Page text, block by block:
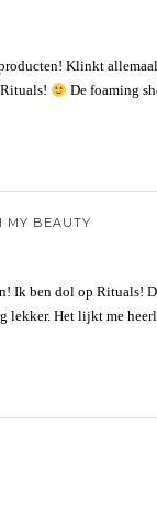
Klinkt
De foaming
MY BEAUTY
Ik ben dol op Rituals!
lekker. Het lijkt me